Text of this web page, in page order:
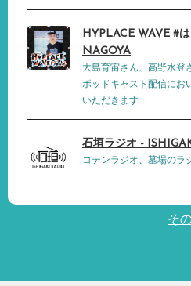
HYPLACE WAVE #
NAGOYA
大島育宙さん、高野水登
ポッドキャスト配信にお
いただきます
石垣ラジオ -
コテンラジオ、墓場のラ
そ